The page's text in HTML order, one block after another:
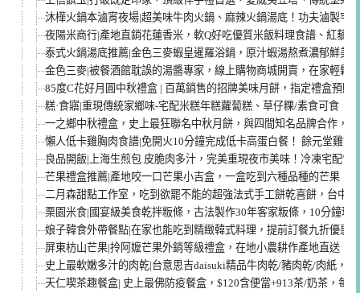
沐樺火鍋本滷宵夜場|超美味牛肉火鍋、麻辣火鍋湯底！功夫滷製宅
夜陽米商行|產地直銷花蓮香米，軟Q好吃優質米飯料理食譜、紅藜
泰式火鍋湯底推薦|金色三麥蝦皇暹羅浴鍋，原汁蝦湯熬煮濃郁鮮美
金色三麥|被餐酒館耽誤的湯醬專家，線上購物商城開賣，在家輕鬆
85度C花好月圓中秋禮盒 | 百萬銷售的招牌美味月餅，指定禮盒預購
糕·食寤|重現傳統家鄉味-宅配米糕年糕蘿蔔糕、草仔粿/素食可食
一之鄉中秋禮盒，史上最狂聯名中秋月餅，與四間知名品牌合作，
懶人低卡雞胸肉食譜|免開火10分鐘完成低卡高蛋白餐！ 餘元堂雞舒
良品開飯|上海生煎包 皮脆肉多汁，完美重現夜市美味！冷凍宅配懶
芒果禮盒推薦|產地咬一口芒果小吉盒，一盒吃到六種品種的芒果！
二月森甜點工作室，吃到欲罷不能的超強法式手工餅乾喜餅，台中
栗園米食|國宴級美食乾拌粄條，古法製作30年客家粄條，10分鐘現
娘子韓食外帶餐點|在家也能吃到精緻韓式料理，提前訂餐九折優惠/
屏東枋山芒果|拎阿嬤芒果外銷等級禮盒，在地小農耕作產地直送！
史上最軟嫩多汁的肉乾|台意思吉daisuki精品牛肉乾/豬肉乾/肉紙，
天仁喫茶趣餐盒| 史上最佛防疫餐盒，$120含便當+913茶/奶茶，每